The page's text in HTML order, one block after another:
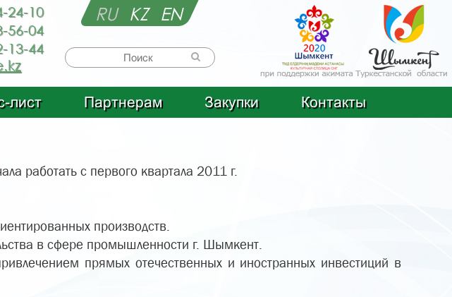
24-10
56-04
13-44
RU KZ EN
лист Партнерам Закупки Контакты
работать с первого квартала 2011 г.
производств.
в сфере промышленности г. Шымкент.
прямых отечественных и иностранных инвестиций в